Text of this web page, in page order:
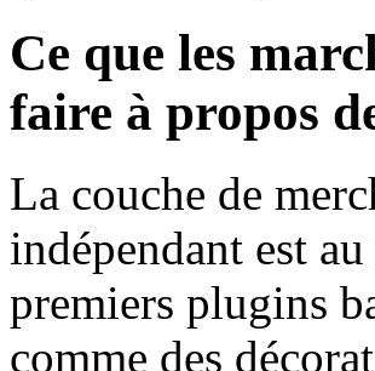
Ce que les
faire à propos
La couche de
indépendant est
premiers plugins
comme des